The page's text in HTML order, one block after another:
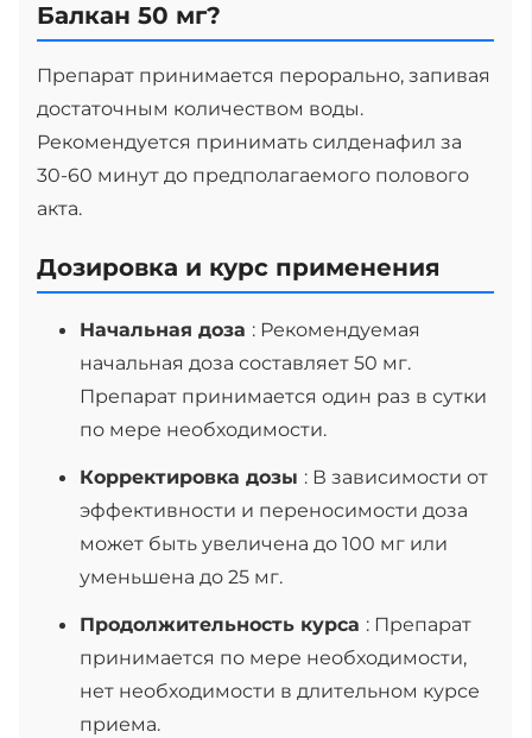
Балкан 50 мг?
Препарат принимается перорально, запивая
достаточным количеством воды.
Рекомендуется принимать силденафил за
30-60 минут до предполагаемого полового
акта.
Дозировка и курс применения
Начальная доза : Рекомендуемая
начальная доза составляет 50 мг.
Препарат принимается один раз в сутки
по мере необходимости.
Корректировка дозы : В зависимости от
эффективности и переносимости доза
может быть увеличена до 100 мг или
уменьшена до 25 мг.
Продолжительность курса : Препарат
принимается по мере необходимости,
нет необходимости в длительном курсе
приема.